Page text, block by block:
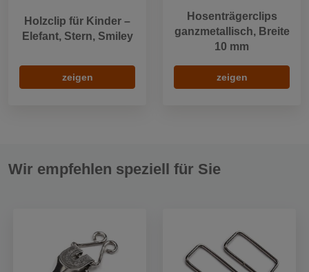
Holzclip für Kinder –
Elefant, Stern, Smiley
zeigen
Hosenträgerclips
ganzmetallisch, Breite
10 mm
zeigen
Wir empfehlen speziell für Sie